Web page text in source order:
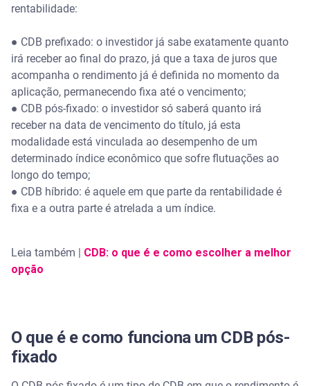
rentabilidade:
● CDB prefixado: o investidor já sabe exatamente quanto
irá receber ao final do prazo, já que a taxa de juros que
acompanha o rendimento já é definida no momento da
aplicação, permanecendo fixa até o vencimento;
● CDB pós-fixado: o investidor só saberá quanto irá
receber na data de vencimento do título, já esta
modalidade está vinculada ao desempenho de um
determinado índice econômico que sofre flutuações ao
longo do tempo;
● CDB híbrido: é aquele em que parte da rentabilidade é
fixa e a outra parte é atrelada a um índice.
Leia também | CDB: o que é e como escolher a melhor
opção
O que é e como funciona um CDB pós-
fixado